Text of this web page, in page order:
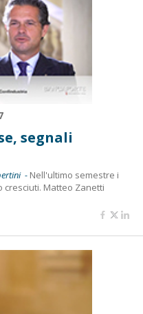
segnali
- Nell'ultimo semestre i
Matteo Zanetti